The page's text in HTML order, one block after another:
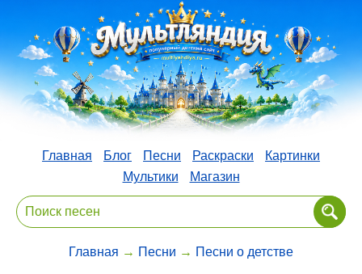
Главная Блог Песни Раскраски
Картинки
Мультики
Магазин
Главная → Песни → Песни о детстве